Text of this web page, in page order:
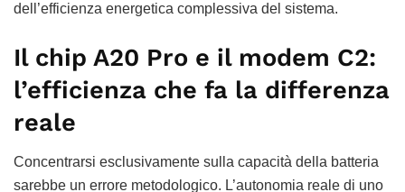
dell’efficienza energetica complessiva del sistema.
Il chip A20 Pro e il modem C2:
l’efficienza che fa la differenza
reale
Concentrarsi esclusivamente sulla capacità della batteria
sarebbe un errore metodologico. L’autonomia reale di uno